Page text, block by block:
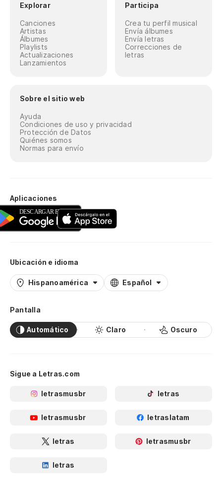
Explorar
Canciones
Artistas
Álbumes
Playlists
Actualizaciones
Lanzamientos
Participa
Crea tu perfil musical
Envía álbumes
Envía letras
Correcciones de
letras
Sobre el sitio web
Ayuda
Condiciones de uso y privacidad
Protección de Datos
Quiénes somos
Normas para envío
Aplicaciones
Ubicación e idioma
Hispanoamérica Español
Pantalla
Automático Claro Oscuro
Sigue a Letras.com
letrasmusbr letras
letrasmusbr letraslatam
letras letrasmusbr
letras